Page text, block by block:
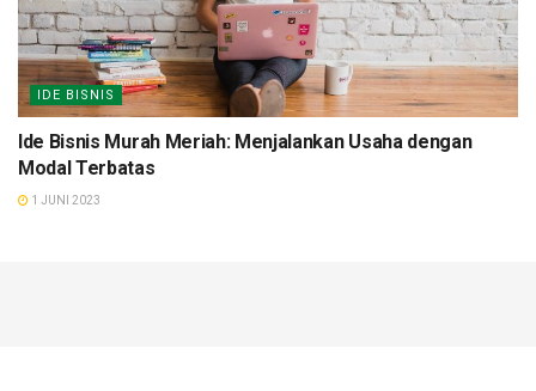
IDE BISNIS
Ide Bisnis Murah Meriah: Menjalankan Usaha dengan
Modal Terbatas
1 JUNI 2023